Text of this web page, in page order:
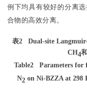
例下均具有较好的分离
合物的高效分离。
表2
Dual-site
CH4
Table2
Parameters for
N2on Ni-BZZA at 298